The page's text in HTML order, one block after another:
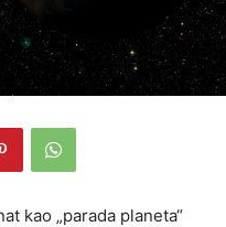
kao „parada planeta“